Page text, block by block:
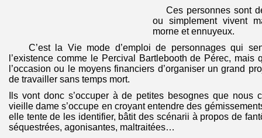
Ces personnes sont
ou simplement vivent
morne et ennuyeux.
C’est la Vie mode d’emploi de personnages qui
l’existence comme le Percival Bartlebooth de Pérec, mais
l’occasion ou le moyens financiers d’organiser un grand
de travailler sans temps mort.
Ils vont donc s’occuper à de petites besognes que nous
vieille dame s’occupe en croyant entendre des
elle tente de les identifier, bâtit des scénarii à propos de
séquestrées, agonisantes, maltraitées…